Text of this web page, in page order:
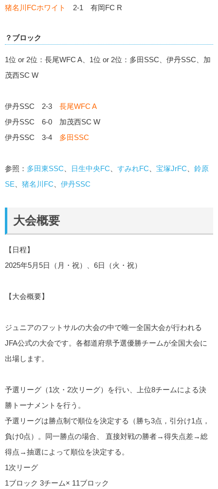
猪名川FCホワイト
2-1 有岡FC R
？ブロック
1位 or 2位：長尾WFC A、1位 or 2位：多田SSC、伊丹SSC、加
茂西SC W
伊丹SSC 2-3 長尾WFC A
伊丹SSC 6-0 加茂西SC W
伊丹SSC 3-4 多田SSC
参照： 多田東SSC 日生中央FC すみれFC 宝塚JrFC
鈴原
SE
猪名川FC 伊丹SSC
大会概要
【日程】
2025年5月5日（月・祝）、6日（火・祝）
【大会概要】
ジュニアのフットサルの大会の中で唯一全国大会が行われる
JFA公式の大会です。各都道府県予選優勝チームが全国大会に
出場します。
予選リーグ（1次・2次リーグ）を行い、上位8チームによる決
勝トーナメントを行う。
予選リーグは勝点制で順位を決定する（勝ち3点，引分け1点，
負け0点）。同一勝点の場合、 直接対戦の勝者→得失点差→総
得点→抽選によって順位を決定する。
1次リーグ
1ブロック 3チーム× 11ブロック